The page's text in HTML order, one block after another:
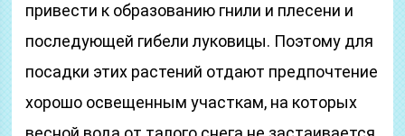
привести к образованию гнили и плесени и
последующей гибели луковицы. Поэтому для
посадки этих растений отдают предпочтение
хорошо освещенным участкам, на которых